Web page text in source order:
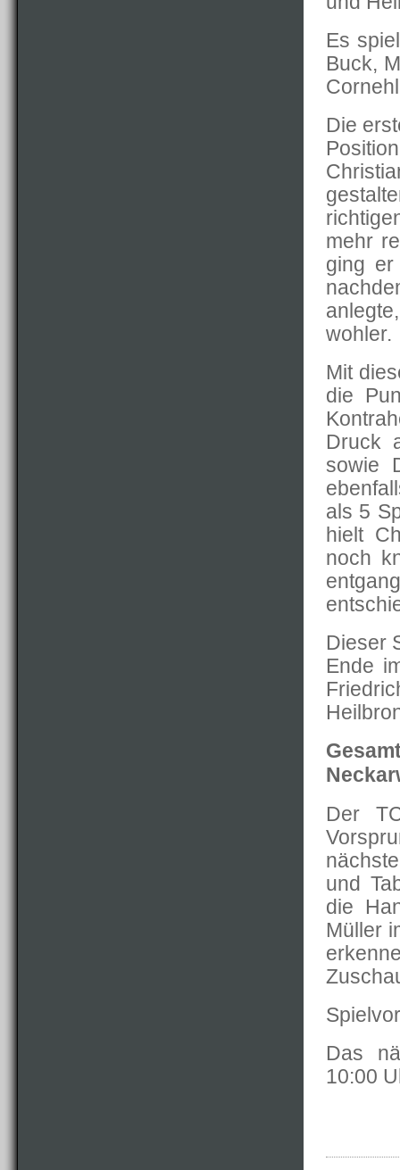
Es
Buck,
Die
mehr
ging
wohler.
Mit
die
Druck
sowie
als 5
hielt
noch
Dieser
Ende
Der
und
die
Müller
Das
10:00